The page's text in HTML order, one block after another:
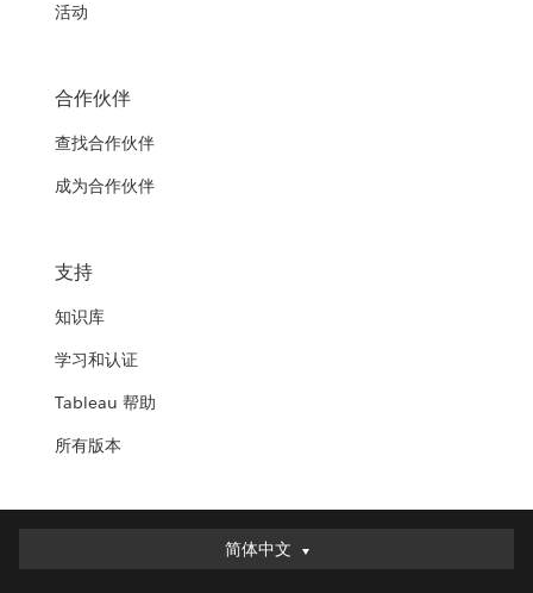
活动
合作伙伴
查找合作伙伴
成为合作伙伴
支持
知识库
学习和认证
Tableau 帮助
所有版本
简体中文
简体中文